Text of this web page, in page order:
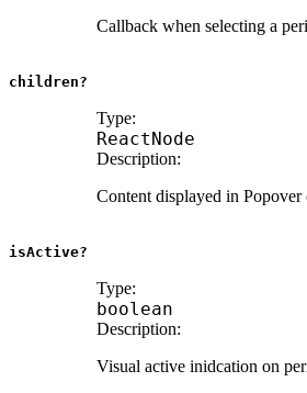
Callback when selecting a
children?
Type:
ReactNode
Description:
Content displayed in Popover
isActive?
Type:
boolean
Description:
Visual active inidcation on